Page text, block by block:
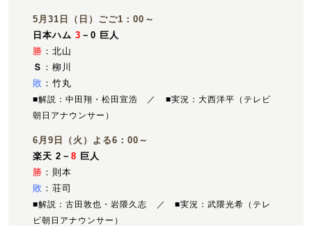
5月31日（日）ごご1：00～
日本ハム3 －0 巨人
勝 ：北山
Ｓ ：柳川
敗 ：竹丸
■解説：中田翔・松田宣浩 ／ ■実況：大西洋平（テレビ
朝日アナウンサー）
6月9日（火）よる6：00～
楽天 2－8 巨人
勝 ：則本
敗 ：荘司
■解説：古田敦也・岩隈久志 ／ ■実況：武隈光希（テレ
ビ朝日アナウンサー）